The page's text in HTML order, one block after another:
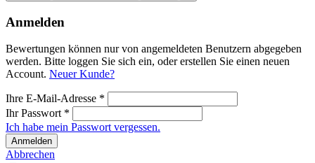
Anmelden
Bewertungen können nur von angemeldeten Benutzern abgegeben
werden. Bitte loggen Sie sich ein, oder erstellen Sie einen neuen
Account. Neuer Kunde?
Ihre E-Mail-Adresse *
Ihr Passwort *
Ich habe mein Passwort vergessen.
Anmelden
Abbrechen